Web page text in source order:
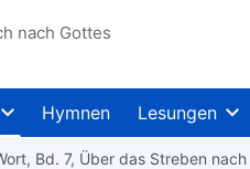
nach Gottes
Hymnen Lesungen
Bd. 7, Über das Streben